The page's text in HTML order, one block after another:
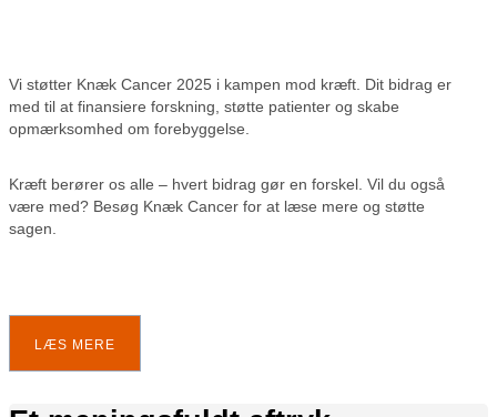
Vi støtter Knæk Cancer 2025 i kampen mod kræft. Dit bidrag er
med til at finansiere forskning, støtte patienter og skabe
opmærksomhed om forebyggelse.
Kræft berører os alle – hvert bidrag gør en forskel. Vil du også
være med? Besøg Knæk Cancer for at læse mere og støtte
sagen.
LÆS MERE